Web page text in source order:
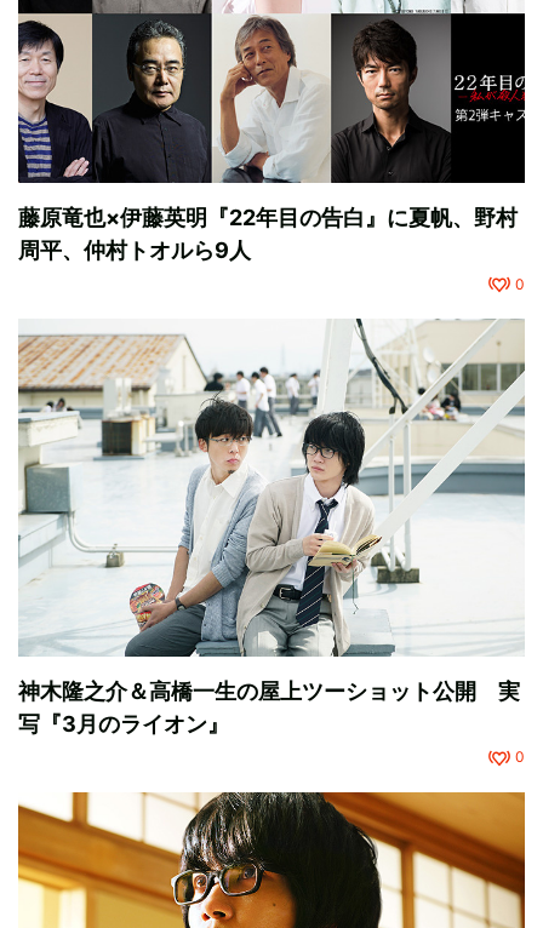
藤原竜也×伊藤英明『22年目の告白』に夏帆、野村
周平、仲村トオルら9人
0
神木隆之介＆高橋一生の屋上ツーショット公開 実
写『3月のライオン』
0